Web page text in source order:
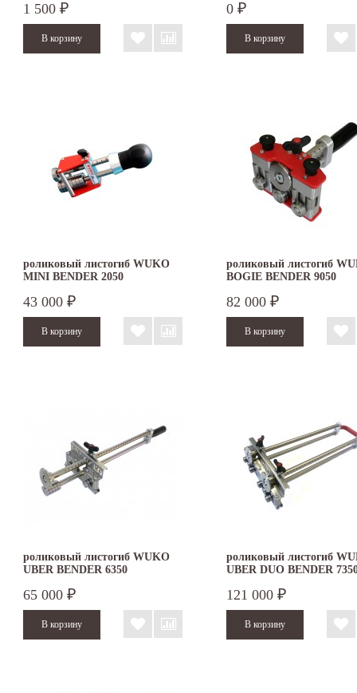
1 500 ₽ 0 ₽
роликовый листогиб WUKO
MINI BENDER 2050
43 000 ₽
роликовый листогиб
BOGIE BENDER 9050
82 000 ₽
роликовый листогиб WUKO
UBER BENDER 6350
65 000 ₽
роликовый листогиб
UBER DUO BENDER
121 000 ₽